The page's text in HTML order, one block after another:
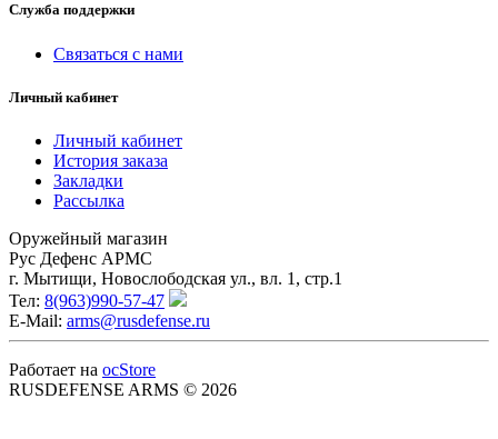
Служба поддержки
Связаться с нами
Личный кабинет
Личный кабинет
История заказа
Закладки
Рассылка
Оружейный магазин
Рус Дефенс АРМС
г. Мытищи, Новослободская ул., вл. 1, стр.1
Тел: 8(963)990-57-47
E-Mail: arms@rusdefense.ru
Работает на ocStore
RUSDEFENSE ARMS © 2026